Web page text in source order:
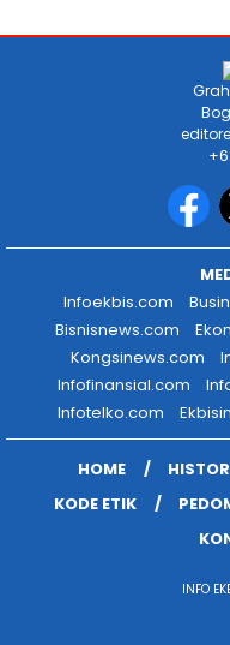
Infoekbis.com
Bisnisnews.com
Kongsinews.com
Infofinansial.com
Infotelko.com
HOME
KODE ETIK
INFO